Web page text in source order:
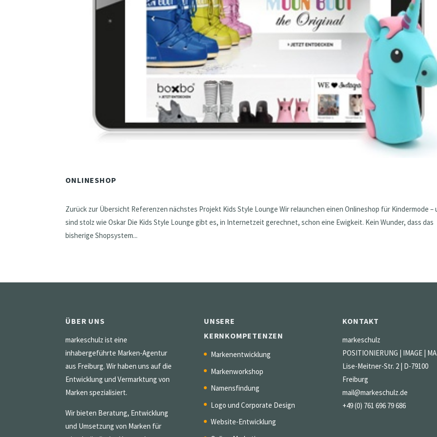
ONLINESHOP
Zurück zur Übersicht Referenzen nächstes Projekt Kids Style Lounge Wir relaunchen einen Onlineshop für Kindermode –
sind stolz wie Oskar Die Kids Style Lounge gibt es, in Internetzeit gerechnet, schon eine Ewigkeit. Kein Wunder, dass das
bisherige Shopsystem...
ÜBER UNS
markeschulz ist eine
inhabergeführte Marken-Agentur
aus Freiburg. Wir haben uns auf die
Entwicklung und Vermarktung von
Marken spezialisiert.
Wir bieten Beratung, Entwicklung
und Umsetzung von Marken für
UNSERE
KERNKOMPETENZEN
Markenentwicklung
Markenworkshop
Namensfindung
Logo und Corporate Design
Website-Entwicklung
KONTAKT
markeschulz
POSITIONIERUNG | IMAGE |
Lise-Meitner-Str. 2 | D-79100
Freiburg
mail@markeschulz.de
+49 (0) 761 696 79 686